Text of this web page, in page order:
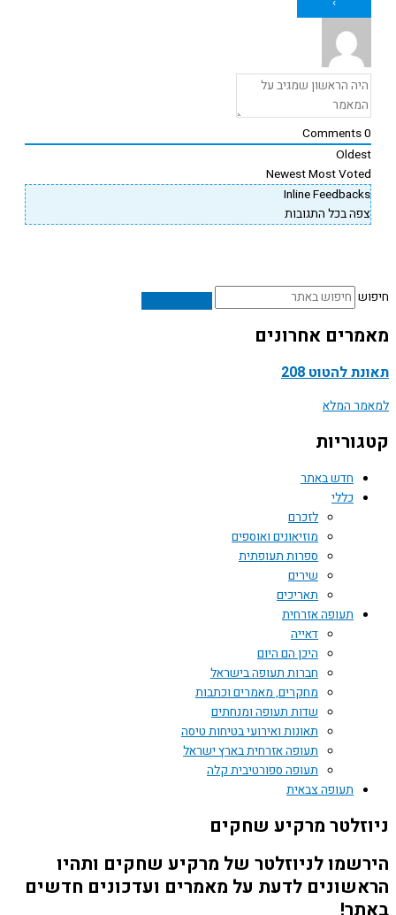
Newest Most
Inline
בכל התגובות
אחרונים
להטוט 208
המלא
חדש באתר
כללי
לזכרם
מוזיאונים ואוספים
ספרות תעופתית
שירים
תאריכים
תעופה אזרחית
דאייה
היכן הם היום
חברות תעופה בישראל
מחקרים, מאמרים וכתבות
שדות תעופה ומנחתים
תאונות ואירועי בטיחות טיסה
תעופה אזרחית בארץ ישראל
תעופה ספורטיבית קלה
תעופה צבאית
מרקיע שחקים
לניוזלטר של מרקיע שחקים ותהיו
לדעת על מאמרים ועדכונים חדשים